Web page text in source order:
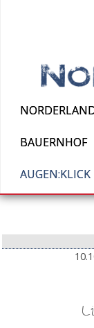
BAUERNHOF
AUGEN:KLICK